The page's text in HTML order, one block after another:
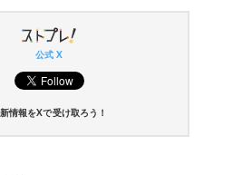
公式 X
情報をXで受け取ろう！